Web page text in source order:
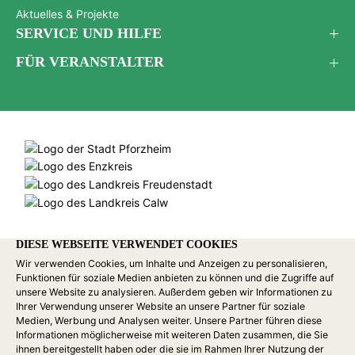
Aktuelles & Projekte
SERVICE UND HILFE
FÜR VERANSTALTER
DIESE WEBSEITE VERWENDET COOKIES
Wir verwenden Cookies, um Inhalte und Anzeigen zu personalisieren,
Funktionen für soziale Medien anbieten zu können und die Zugriffe auf
unsere Website zu analysieren. Außerdem geben wir Informationen zu
Ihrer Verwendung unserer Website an unsere Partner für soziale
Medien, Werbung und Analysen weiter. Unsere Partner führen diese
Informationen möglicherweise mit weiteren Daten zusammen, die Sie
ihnen bereitgestellt haben oder die sie im Rahmen Ihrer Nutzung der